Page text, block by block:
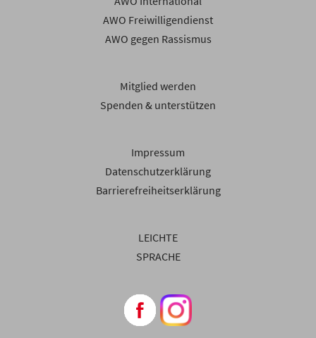
AWO Freiwilligendienst
AWO gegen Rassismus
Mitglied werden
Spenden & unterstützen
Impressum
Datenschutzerklärung
Barrierefreiheitserklärung
LEICHTE
SPRACHE